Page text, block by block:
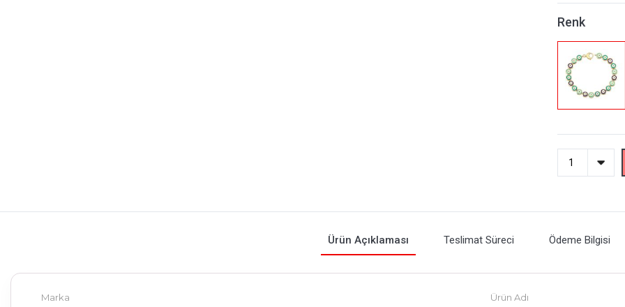
Renk
Ürün Açıklaması Teslimat Süreci Ödeme Bilgisi
Marka Ürün Adı